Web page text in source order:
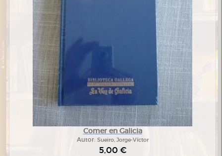
Comer en Galicia
Autor: Sueiro, Jorge-Víctor
5,00 €